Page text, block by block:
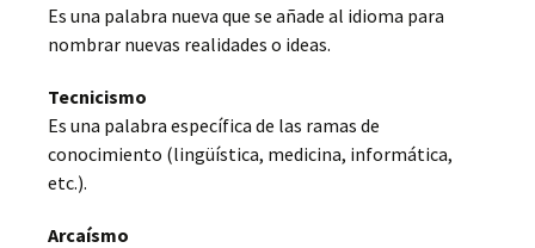
Es una palabra nueva que se añade al idioma para
nombrar nuevas realidades o ideas.
Tecnicismo
Es una palabra específica de las ramas de
conocimiento (lingüística, medicina, informática,
etc.).
Arcaísmo